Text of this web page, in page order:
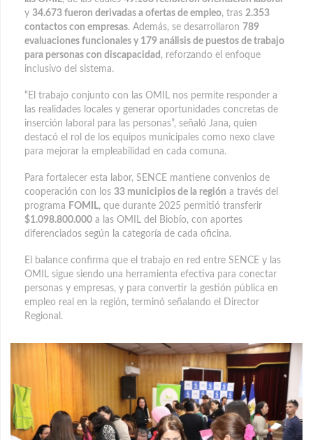
y 34.673 fueron derivadas a ofertas de empleo, tras 2.353
contactos con empresas. Además, se desarrollaron 789
evaluaciones funcionales y 179 análisis de puestos de trabajo
para personas con discapacidad , reforzando el enfoque
inclusivo del sistema.
“El trabajo conjunto con las OMIL nos permite responder a
las realidades locales y generar oportunidades concretas de
inserción laboral para las personas”, señaló Jana, quien
destacó el rol de los equipos municipales como nexo clave
para mejorar la empleabilidad en cada comuna.
Para fortalecer esta labor, SENCE mantiene convenios de
cooperación con los 33 municipios de la región a través del
programa FOMIL, que durante 2025 permitió transferir
$1.098.800.000 a las OMIL del Biobío, con aportes
diferenciados según la categoría de cada oficina.
El balance confirma que el trabajo en red entre SENCE y las
OMIL sigue siendo una herramienta efectiva para conectar
personas y empresas, y para convertir la gestión pública en
empleo real en la región, terminó señalando el Director
Regional.